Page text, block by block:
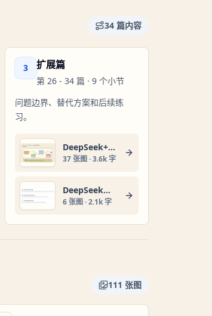
34 篇内容
3 扩展篇
第26 -34 篇 ·9 个小节
问题边界、替代方案和后续练
习。
DeepSeek+实在Agent，一句指令生成全自动流程
37 张图 ·3.6k 字
DeepSeekMine轻量便携版即将发布
6 张图 ·2.1k 字
111 张图